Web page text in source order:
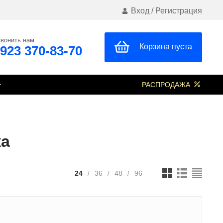
Вход / Регистрация
нам
370-83-70 Корзина пуста
РАСПРОДАЖА
24 / 36 / 48 / 96